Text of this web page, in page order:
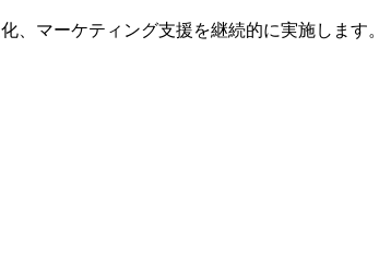
、マーケティング支援を継続的に実施します。